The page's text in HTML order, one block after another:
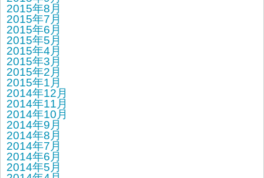
2015年8月
2015年7月
2015年6月
2015年5月
2015年4月
2015年3月
2015年2月
2015年1月
2014年12月
2014年11月
2014年10月
2014年9月
2014年8月
2014年7月
2014年6月
2014年5月